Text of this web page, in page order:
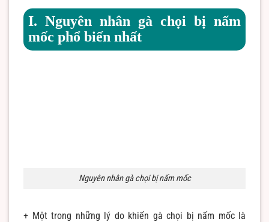
I. Nguyên nhân gà chọi bị nấm
mốc phổ biến nhất
Nguyên nhân gà chọi bị nấm mốc
+ Một trong những lý do khiến gà chọi bị nấm mốc là